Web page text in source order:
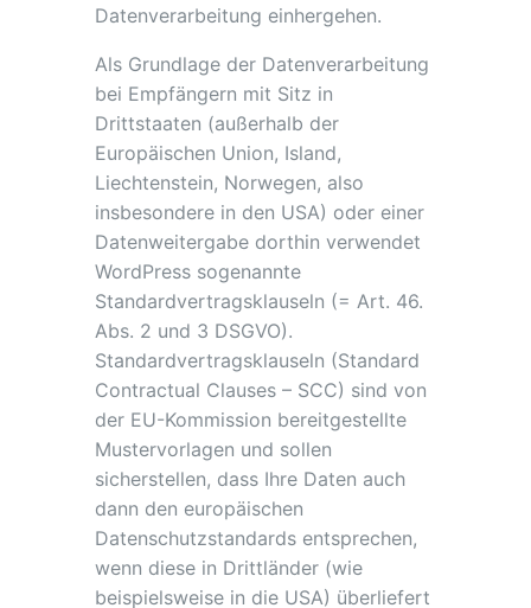
Datenverarbeitung einhergehen.
Als Grundlage der Datenverarbeitung
bei Empfängern mit Sitz in
Drittstaaten (außerhalb der
Europäischen Union, Island,
Liechtenstein, Norwegen, also
insbesondere in den USA) oder einer
Datenweitergabe dorthin verwendet
WordPress sogenannte
Standardvertragsklauseln (= Art. 46.
Abs. 2 und 3 DSGVO).
Standardvertragsklauseln (Standard
Contractual Clauses – SCC) sind von
der EU-Kommission bereitgestellte
Mustervorlagen und sollen
sicherstellen, dass Ihre Daten auch
dann den europäischen
Datenschutzstandards entsprechen,
wenn diese in Drittländer (wie
beispielsweise in die USA) überliefert